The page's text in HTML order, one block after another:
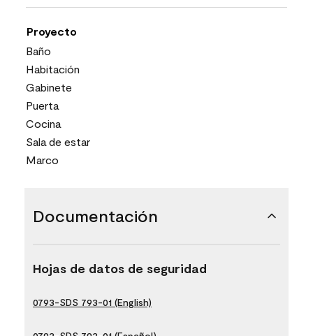
Proyecto
Baño
Habitación
Gabinete
Puerta
Cocina
Sala de estar
Marco
Documentación
Hojas de datos de seguridad
0793-SDS 793-01 (English)